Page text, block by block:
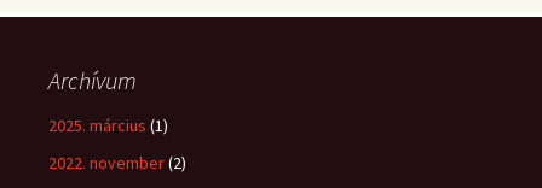
Archívum
2025. március (1)
2022. november(2)